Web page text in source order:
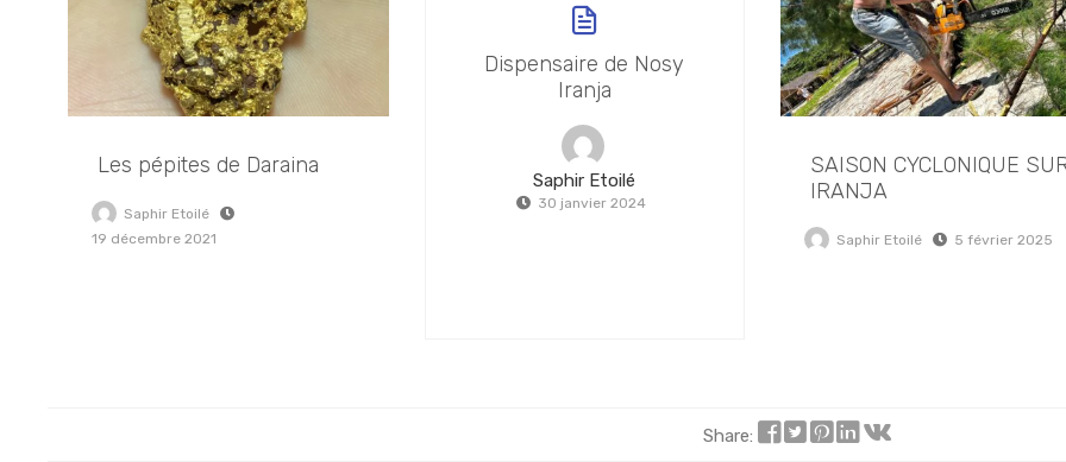
Les pépites de Daraina
Saphir Etoilé
19 décembre 2021
Dispensaire de Nosy
Iranja
Saphir Etoilé
30 janvier 2024
SAISON CYCLONIQUE
IRANJA
Saphir Etoilé 5 février 2025
Share: